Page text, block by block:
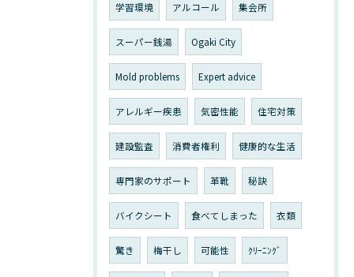
学習環境 アルコール 集会所
スーパー銭湯 Ogaki City
Mold problems Expert advice
アレルギー疾患 気密性能 住宅対策
建設監査 消費者権利 健康的な生活
専門家のサポート 革靴 秘訣
バイクシート 食べてしまった 衣類
驚き 梅干し 可能性 ｸﾘｰﾆﾝｸﾞ